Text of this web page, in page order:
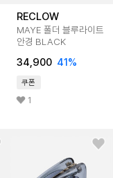
RECLOW
MAYE 폴더 블루라이트
안경 BLACK
34,900 41%
쿠폰
1